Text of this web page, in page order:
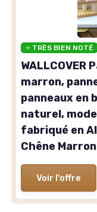
⭐ TRÈS BIEN NOTÉ
marron,
panneaux en
naturel,
fabriqué en
Chêne Marron
Voir l'offre